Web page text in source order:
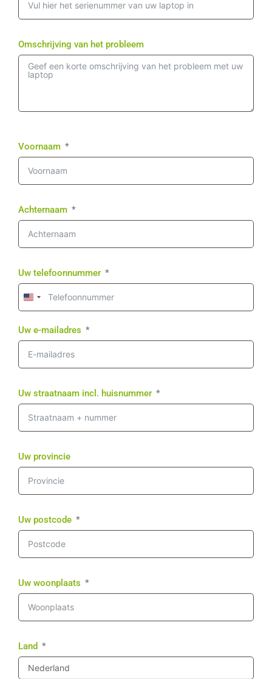
Omschrijving van het probleem
Voornaam
Achternaam
Uw telefoonnummer
United
States
+1
Uw e-mailadres
Uw straatnaam incl. huisnummer
Uw provincie
Uw postcode
Uw woonplaats
Land